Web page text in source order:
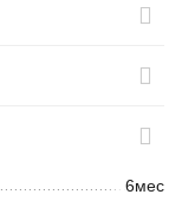
6мес